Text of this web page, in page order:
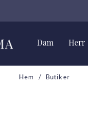
Dam Herr
Hem Butiker